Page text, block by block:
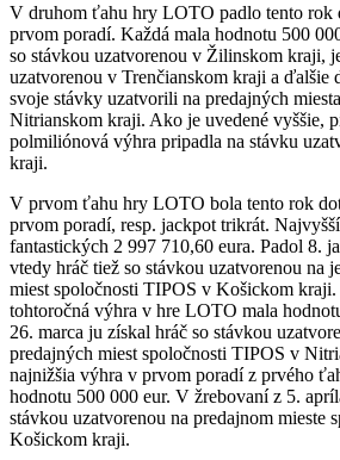
V druhom ťahu hry LOTO padlo tento rok
prvom poradí. Každá mala hodnotu 500
so stávkou uzatvorenou v Žilinskom kraji,
uzatvorenou v Trenčianskom kraji a ďalšie
svoje stávky uzatvorili na predajných
Nitrianskom kraji. Ako je uvedené vyššie,
polmiliónová výhra pripadla na stávku
kraji.
V prvom ťahu hry LOTO bola tento rok
prvom poradí, resp. jackpot trikrát.
fantastických 2 997 710,60 eura. Padol 8.
vtedy hráč tiež so stávkou uzatvorenou na
miest spoločnosti TIPOS v Košickom kraji.
tohtoročná výhra v hre LOTO mala
26. marca ju získal hráč so stávkou
predajných miest spoločnosti TIPOS v
najnižšia výhra v prvom poradí z prvého
hodnotu 500 000 eur. V žrebovaní z 5.
stávkou uzatvorenou na predajnom mieste
Košickom kraji.